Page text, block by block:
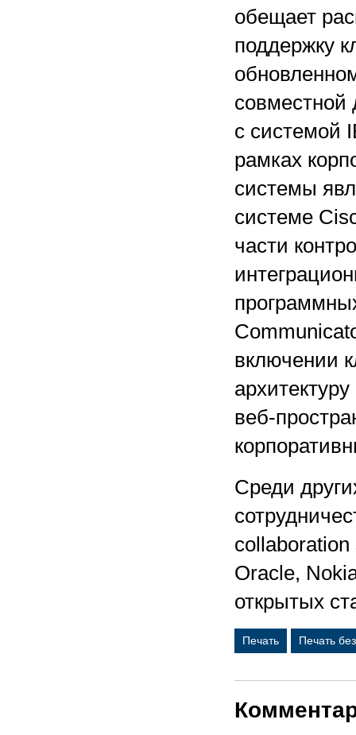
обещает
поддержку
совместной
с системой
рамках
системы
системе
части
включении
веб-
Среди
collaboration
Oracle,
открытых
Печать Печать